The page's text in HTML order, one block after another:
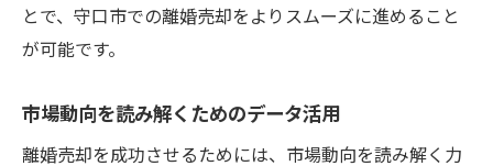
とで、守口市での離婚売却をよりスムーズに進めること
が可能です。
市場動向を読み解くためのデータ活用
離婚売却を成功させるためには、市場動向を読み解く力